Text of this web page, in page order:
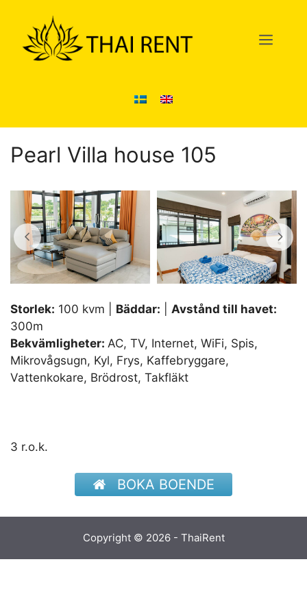
innehåll
Pearl Villa house 105
Storlek: 100 kvm | Bäddar:
Avstånd till havet:
300m
Bekvämligheter: AC, TV, Internet, WiFi, Spis,
Mikrovågsugn, Kyl, Frys, Kaffebryggare,
Vattenkokare, Brödrost, Takfläkt
3 r.o.k.
BOKA BOENDE
Copyright © 2026 - ThaiRent